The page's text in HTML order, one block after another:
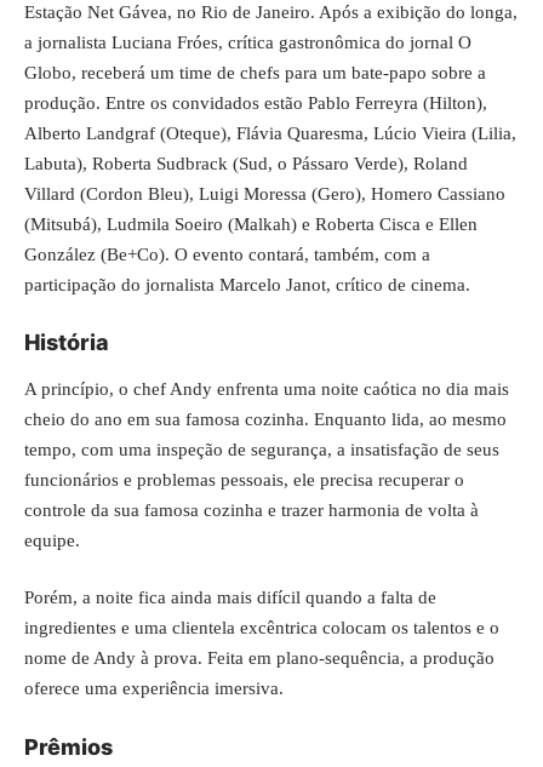
Estação Net Gávea, no Rio de Janeiro. Após a exibição do longa,
a jornalista Luciana Fróes, crítica gastronômica do jornal O
Globo, receberá um time de chefs para um bate-papo sobre a
produção. Entre os convidados estão Pablo Ferreyra (Hilton),
Alberto Landgraf (Oteque), Flávia Quaresma, Lúcio Vieira (Lilia,
Labuta), Roberta Sudbrack (Sud, o Pássaro Verde), Roland
Villard (Cordon Bleu), Luigi Moressa (Gero), Homero Cassiano
(Mitsubá), Ludmila Soeiro (Malkah) e Roberta Cisca e Ellen
González (Be+Co). O evento contará, também, com a
participação do jornalista Marcelo Janot, crítico de cinema.
História
A princípio, o chef Andy enfrenta uma noite caótica no dia mais
cheio do ano em sua famosa cozinha. Enquanto lida, ao mesmo
tempo, com uma inspeção de segurança, a insatisfação de seus
funcionários e problemas pessoais, ele precisa recuperar o
controle da sua famosa cozinha e trazer harmonia de volta à
equipe.
Porém, a noite fica ainda mais difícil quando a falta de
ingredientes e uma clientela excêntrica colocam os talentos e o
nome de Andy à prova. Feita em plano-sequência, a produção
oferece uma experiência imersiva.
Prêmios